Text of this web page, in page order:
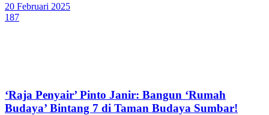
20 Februari 2025
187
‘Raja Penyair’ Pinto Janir: Bangun ‘Rumah
Budaya’ Bintang 7 di Taman Budaya Sumbar!